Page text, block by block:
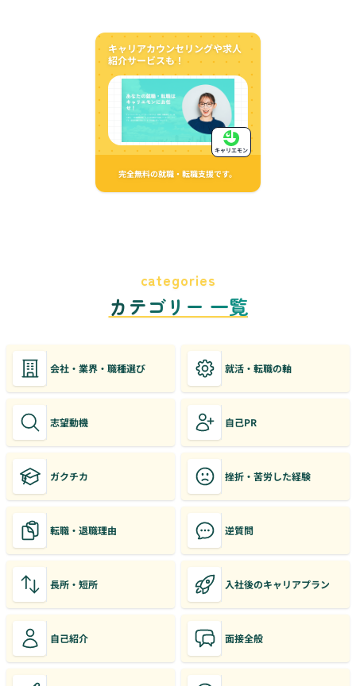
キャリアカウンセリングや求人
紹介サービスも！
完全無料の就職・転職支援です。
キャリエモン
categories
カテゴリー 一覧
会社・業界・職種選び 就活・転職の軸
志望動機 自己PR
ガクチカ 挫折・苦労した経験
転職・退職理由 逆質問
長所・短所 入社後のキャリアプラン
自己紹介 面接全般